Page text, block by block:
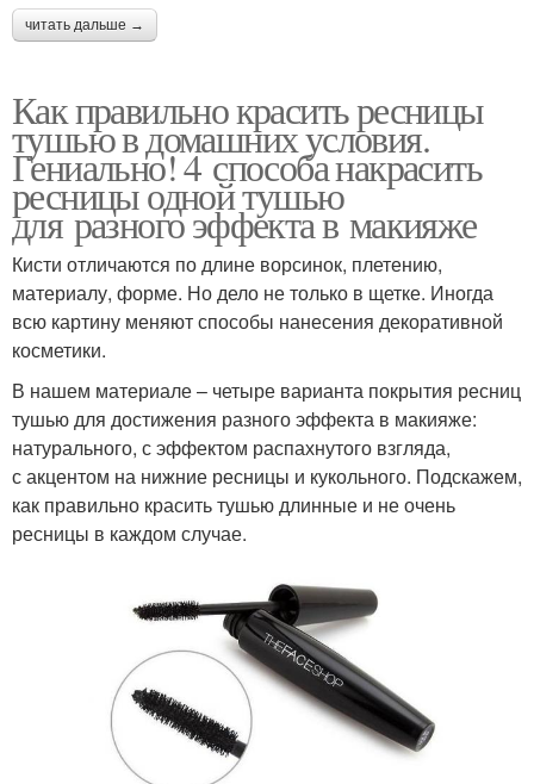
читать дальше →
Как правильно красить ресницы
тушью в домашних условия.
Гениально! 4 способа накрасить
ресницы одной тушью
для разного эффекта в макияже
Кисти отличаются по длине ворсинок, плетению,
материалу, форме. Но дело не только в щетке. Иногда
всю картину меняют способы нанесения декоративной
косметики.
В нашем материале – четыре варианта покрытия ресниц
тушью для достижения разного эффекта в макияже:
натурального, с эффектом распахнутого взгляда,
с акцентом на нижние ресницы и кукольного. Подскажем,
как правильно красить тушью длинные и не очень
ресницы в каждом случае.